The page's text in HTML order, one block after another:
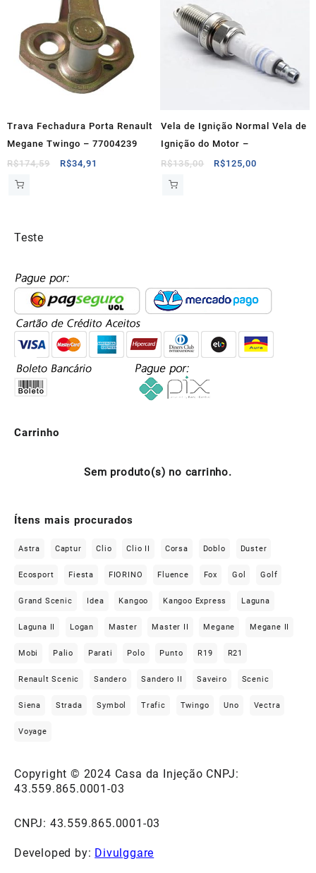
Trava Fechadura Porta Renault
Megane Twingo – 77004239
R$174,59
O
R$34,91
Vela de Ignição Normal Vela de
Ignição do Motor –
R$135,00
O
R$125,00
Teste
Carrinho
Sem produto(s) no carrinho.
Ítens mais procurados
Astra Captur Clio Clio II Corsa Doblo Duster
Ecosport Fiesta FIORINO Fluence Fox Gol Golf
Grand Scenic Idea Kangoo Kangoo Express Laguna
Laguna II Logan Master Master II Megane Megane II
Mobi Palio Parati Polo Punto R19 R21
Renault Scenic Sandero Sandero II Saveiro Scenic
Siena Strada Symbol Trafic Twingo Uno Vectra
Voyage
Copyright © 2024 Casa da Injeção CNPJ:
43.559.865.0001-03
CNPJ: 43.559.865.0001-03
Developed by: Divulggare